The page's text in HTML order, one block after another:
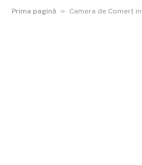
Prima pagină » Camera de Comerț invită toți producătorii de